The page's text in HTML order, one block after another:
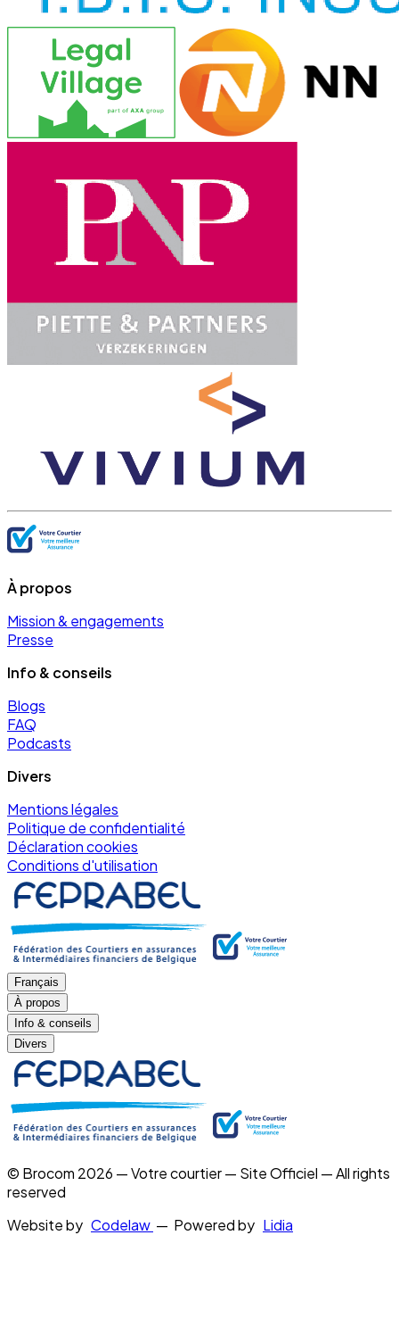
À propos
Mission & engagements
Presse
Info & conseils
Blogs
FAQ
Podcasts
Divers
Mentions légales
Politique de confidentialité
Déclaration cookies
Conditions d'utilisation
Français
À propos
Info & conseils
Divers
© Brocom 2026 — Votre courtier — Site Officiel — All rights
reserved
Website by Codelaw — Powered by Lidia